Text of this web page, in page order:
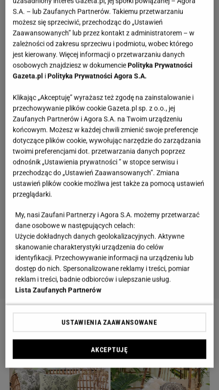
S.A. – lub Zaufanych Partnerów. Takiemu przetwarzaniu
możesz się sprzeciwić, przechodząc do „Ustawień
Zaawansowanych” lub przez kontakt z administratorem – w
zależności od zakresu sprzeciwu i podmiotu, wobec którego
jest kierowany. Więcej informacji o przetwarzaniu danych
osobowych znajdziesz w dokumenciePolityka Prywatności
Gazeta.pl iPolityka Prywatności Agora S.A.
Klikając „Akceptuję” wyrażasz też zgodę na zainstalowanie i
przechowywanie plików cookie Gazeta.pl sp. z o.o., jej
Zaufanych Partnerów i Agora S.A. na Twoim urządzeniu
końcowym. Możesz w każdej chwili zmienić swoje preferencje
dotyczące plików cookie, wywołując narzędzie do zarządzania
twoimi preferencjami dot. przetwarzania danych poprzez
odnośnik „Ustawienia prywatności ” w stopce serwisu i
przechodząc do „Ustawień Zaawansowanych”. Zmiana
ustawień plików cookie możliwa jest także za pomocą ustawień
przeglądarki.
My, nasi Zaufani Partnerzy i Agora S.A. możemy przetwarzać
dane osobowe w następujących celach:
Użycie dokładnych danych geolokalizacyjnych. Aktywne
skanowanie charakterystyki urządzenia do celów
identyfikacji. Przechowywanie informacji na urządzeniu lub
dostęp do nich. Spersonalizowane reklamy i treści, pomiar
reklam i treści, badnie odbiorców i ulepszanie usług.
Lista Zaufanych Partnerów
USTAWIENIA ZAAWANSOWANE
AKCEPTUJĘ